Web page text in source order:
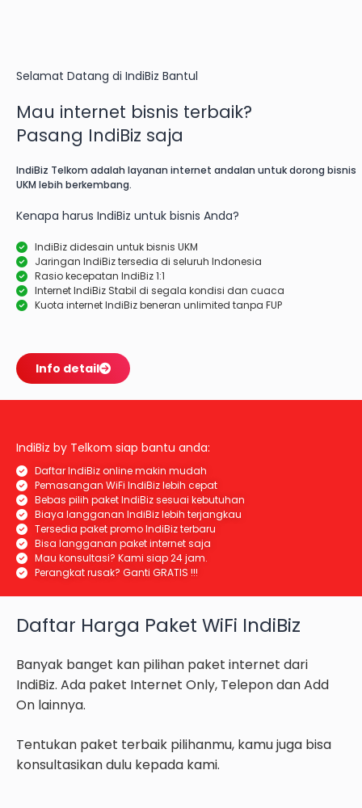
Selamat Datang di IndiBiz Bantul
Mau internet bisnis terbaik?
Pasang IndiBiz saja
IndiBiz Telkom adalah layanan internet andalan untuk dorong bisnis
UKM lebih berkembang.
Kenapa harus IndiBiz untuk bisnis Anda?
IndiBiz didesain untuk bisnis UKM
Jaringan IndiBiz tersedia di seluruh Indonesia
Rasio kecepatan IndiBiz 1:1
Internet IndiBiz Stabil di segala kondisi dan cuaca
Kuota internet IndiBiz beneran unlimited tanpa FUP
Info detail
IndiBiz by Telkom siap bantu anda:
Daftar IndiBiz online makin mudah
Pemasangan WiFi IndiBiz lebih cepat
Bebas pilih paket IndiBiz sesuai kebutuhan
Biaya langganan IndiBiz lebih terjangkau
Tersedia paket promo IndiBiz terbaru
Bisa langganan paket internet saja
Mau konsultasi? Kami siap 24 jam.
Perangkat rusak? Ganti GRATIS !!!
Daftar Harga Paket WiFi IndiBiz
Banyak banget kan pilihan paket internet dari
IndiBiz. Ada paket Internet Only, Telepon dan Add
On lainnya.
Tentukan paket terbaik pilihanmu, kamu juga bisa
konsultasikan dulu kepada kami.​